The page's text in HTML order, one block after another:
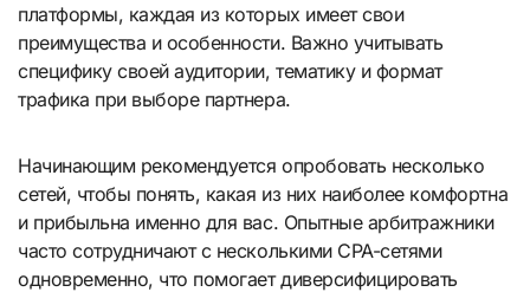
платформы, каждая из которых имеет свои
преимущества и особенности. Важно учитывать
специфику своей аудитории, тематику и формат
трафика при выборе партнера.
Начинающим рекомендуется опробовать несколько
сетей, чтобы понять, какая из них наиболее комфортна
и прибыльна именно для вас. Опытные арбитражники
часто сотрудничают с несколькими CPA-сетями
одновременно, что помогает диверсифицировать